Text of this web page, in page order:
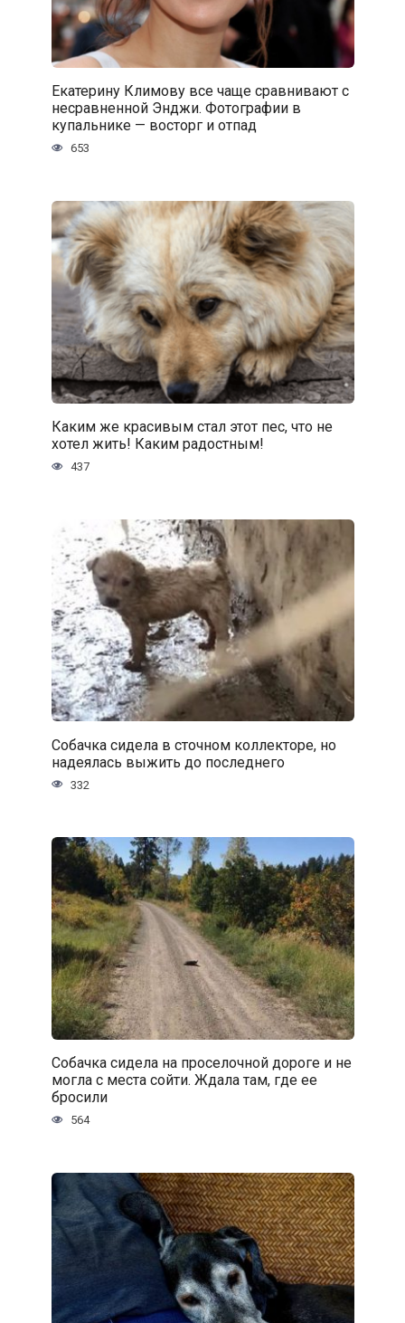
Екатерину Климову все чаще сравнивают с
несравненной Энджи. Фотографии в
купальнике — восторг и отпад
653
Каким же красивым стал этот пес, что не
хотел жить! Каким радостным!
437
Собачка сидела в сточном коллекторе, но
надеялась выжить до последнего
332
Собачка сидела на проселочной дороге и не
могла с места сойти. Ждала там, где ее
бросили
564